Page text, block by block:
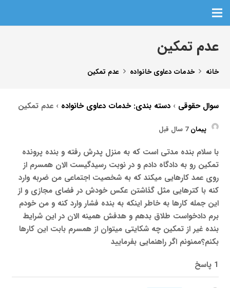
عدم تمکین
خانه خدمات دعاوی خانواده عدم تمکین
سوال حقوقی ›دسته بندی: خدمات دعاوی خانواده ›عدم تمکین
پیمان7 سال قبل
با سلام بنده مدتی است که به منزل پدرش رفته و بنده پرونده
تمکین رو به دادگاه دادم و در نوبت رسیدگیست الان همسرم از
روی عمد کارهایی میکند که به شخصیت اجتماعی من ضربه وارد
کنه با کترهایی مثل گذاشتن عکس خودش در فضای مجازی و از
این جمله کارها به خاطر اینکه به بنده فشار وارد کنه و من خودم
برم دادخواست طلاق بدهم و هدفش همینه الان در این شرایط
بنده غیر از تمکین چه شکایتی میتوان از همسرم بابت این کارها
بکنم؟ممنونم اگر راهنمایی بفرمایید
1 پاسخ